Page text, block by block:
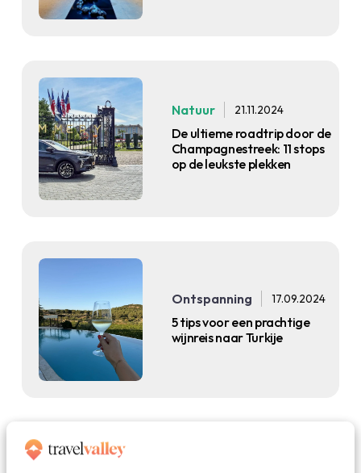
Natuur 21.11.2024
De ultieme roadtrip door de
Champagnestreek: 11 stops
op de leukste plekken
Ontspanning 17.09.2024
5 tips voor een prachtige
wijnreis naar Turkije